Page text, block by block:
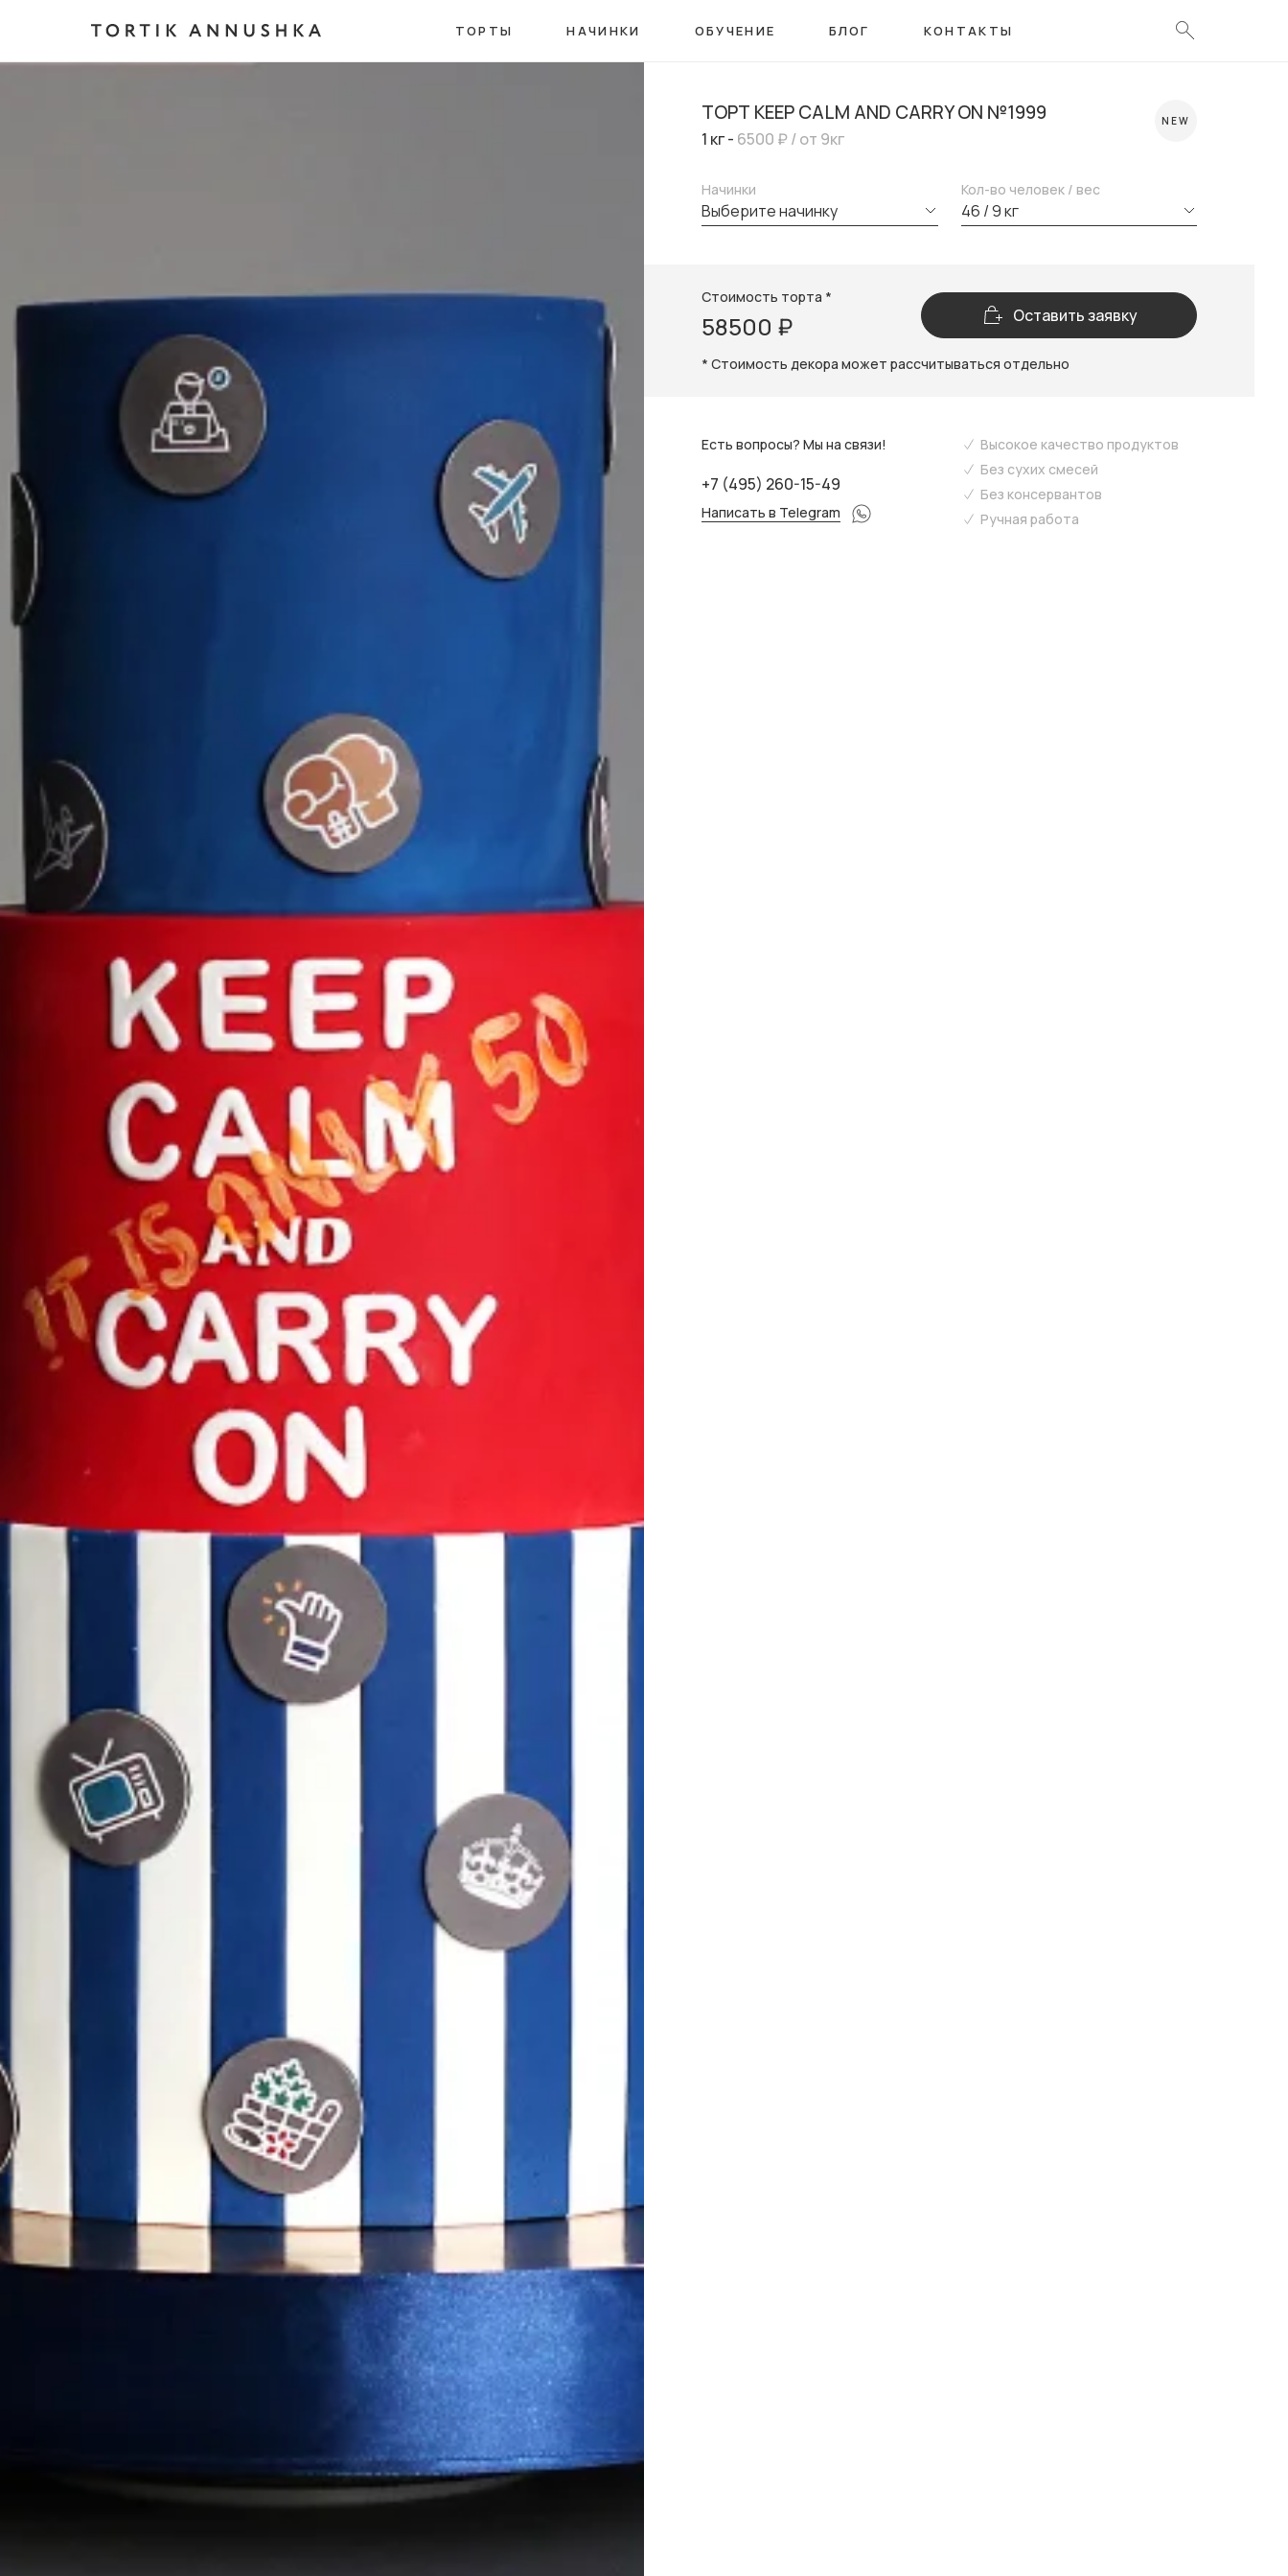
ТОРТЫ НАЧИНКИ ОБУЧЕНИЕ БЛОГ КОНТАКТЫ
ТОРТ KEEP CALM AND CARRY ON №1999
1 кг - 6500 ₽ / от 9кг
NEW
Начинки
выберите начинку
Кол-во человек / вес
46 / 9 кг
Стоимость торта *
58500 ₽ Оставить заявку
* Стоимость декора может рассчитываться отдельно
Есть вопросы? Мы на связи!
+7 (495) 260-15-49
Написать в Telegram
Высокое качество продуктов
Без сухих смесей
Без консервантов
Ручная работа